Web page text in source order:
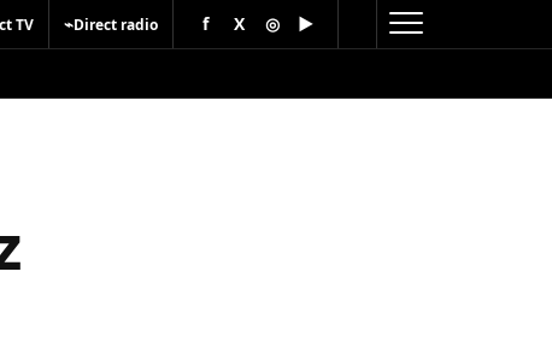
TV ⌁Direct radio f X ◎ ▶